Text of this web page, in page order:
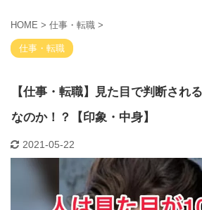
HOME > 仕事・転職 >
仕事・転職
【仕事・転職】見た目で判断され
なのか！？【印象・中身】
2021-05-22